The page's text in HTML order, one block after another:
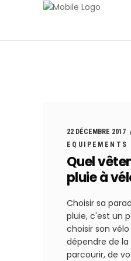
22 DÉCEMBRE 2017
Quel
pluie à
Choisir sa
pluie, c'est un
choisir son
dépendre de
parcourir, de